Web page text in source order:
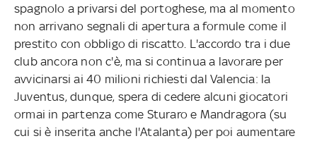
spagnolo a privarsi del portoghese, ma al momento
non arrivano segnali di apertura a formule come il
prestito con obbligo di riscatto. L'accordo tra i due
club ancora non c'è, ma si continua a lavorare per
avvicinarsi ai 40 milioni richiesti dal Valencia: la
Juventus, dunque, spera di cedere alcuni giocatori
ormai in partenza come Sturaro e Mandragora (su
cui si è inserita anche l'Atalanta) per poi aumentare